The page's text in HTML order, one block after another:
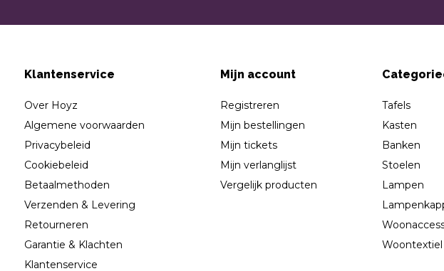
Klantenservice
Over Hoyz
Algemene voorwaarden
Privacybeleid
Cookiebeleid
Betaalmethoden
Verzenden & Levering
Retourneren
Garantie & Klachten
Klantenservice
Mijn account
Registreren
Mijn bestellingen
Mijn tickets
Mijn verlanglijst
Vergelijk producten
Tafels
Kasten
Banken
Stoelen
Lampen
Woontextiel